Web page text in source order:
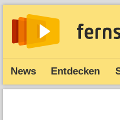
News Entdecken